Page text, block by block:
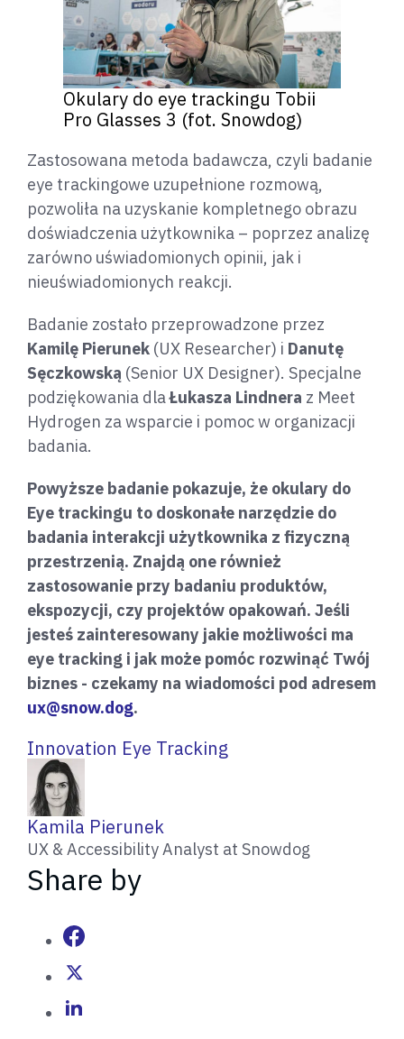
Okulary do eye trackingu Tobii
Pro Glasses 3 (fot. Snowdog)
Zastosowana metoda badawcza, czyli badanie
eye trackingowe uzupełnione rozmową,
pozwoliła na uzyskanie kompletnego obrazu
doświadczenia użytkownika – poprzez analizę
zarówno uświadomionych opinii, jak i
nieuświadomionych reakcji.
Badanie zostało przeprowadzone przez
Kamilę Pierunek (UX Researcher) i Danutę
Sęczkowską (Senior UX Designer). Specjalne
podziękowania dlaŁukasza Lindnera z Meet
Hydrogen za wsparcie i pomoc w organizacji
badania.
Powyższe badanie pokazuje, że okulary do
Eye trackingu to doskonałe narzędzie do
badania interakcji użytkownika z fizyczną
przestrzenią. Znajdą one również
zastosowanie przy badaniu produktów,
ekspozycji, czy projektów opakowań. Jeśli
jesteś zainteresowany jakie możliwości ma
eye tracking i jak może pomóc rozwinąć Twój
biznes - czekamy na wiadomości pod adresem
ux@snow.dog.
Innovation Eye Tracking
W
r
i
t
Kamila Pierunek
UX & Accessibility Analyst at Snowdog
Share by